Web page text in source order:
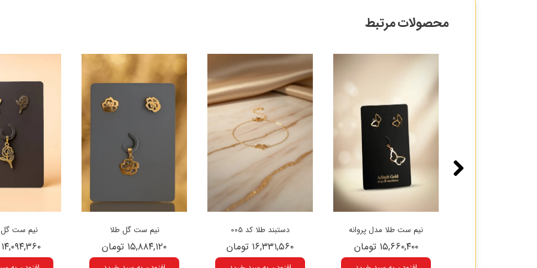
محصولات مرتبط
نیم ست گل
۱۴,۰۹۴,۳۶۰ تومان
نیم ست گل طلا
۱۵,۸۸۴,۱۲۰ تومان
دستبند طلا کد 005
۱۶,۳۳۱,۵۶۰ تومان
نیم ست طلا مدل پروانه
۱۵,۶۶۰,۴۰۰ تومان